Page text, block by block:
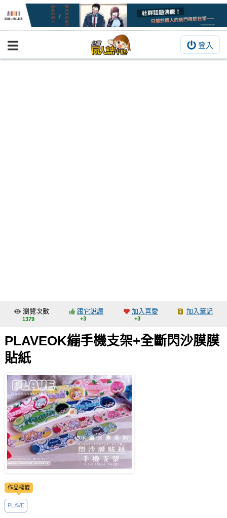
登入
BOOKY書集倉庫
交流中心
攤位轉讓區
會員功能選單
註冊會員
登入
瀏覽次數
1379
跟它說讚
+3
加入喜愛
+3
加入筆記
PLAVEOK繃手機支架+全斷閃沙膜膜
貼紙
作品標籤
PLAVE